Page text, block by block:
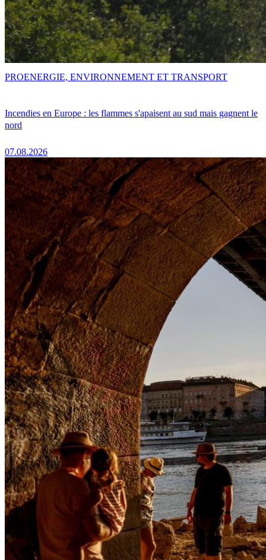
Incendies en Europe : les flammes s'apaisent au sud mais gagnent le
nord
07.08.2026
PROENERGIE, ENVIRONNEMENT ET TRANSPORT